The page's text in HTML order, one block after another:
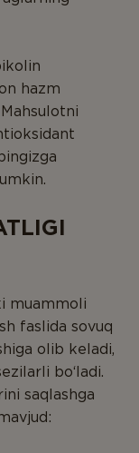
hazm
muammoli
faslida sovuq
olib keladi,
bo‘ladi.
saqlashga